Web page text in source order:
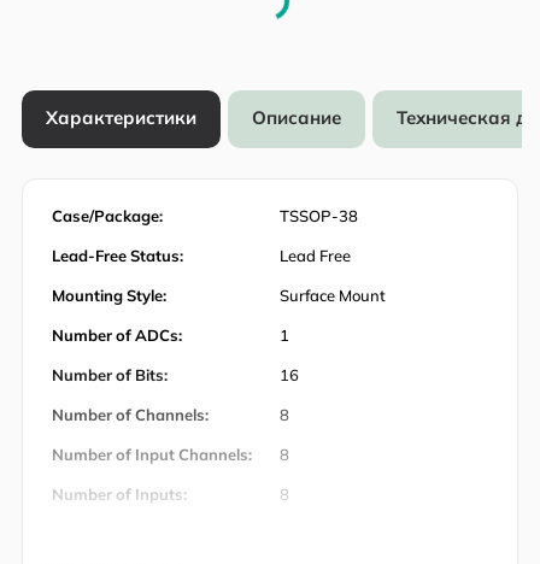
Характеристики Описание Техническая
Case/Package: TSSOP-38
Lead-Free Status: Lead Free
Mounting Style: Surface Mount
Number of ADCs: 1
Number of Bits: 16
Number of Channels: 8
Number of Input Channels: 8
Number of Inputs: 8